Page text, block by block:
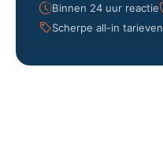
Binnen 24 uur reactie
Scherpe all-in tarieven